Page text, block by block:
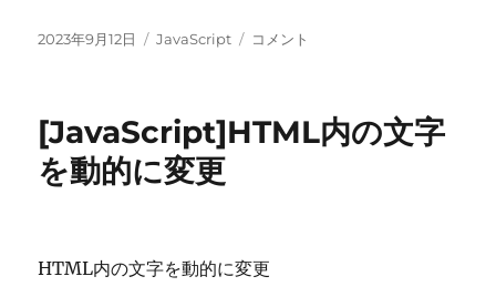
投
2023年9月12日
カ
ー
JavaScript
[JavaScript]Learning
Code
コメント
[JavaScript]HTML内の文字
を動的に変更
HTML内の文字を動的に変更